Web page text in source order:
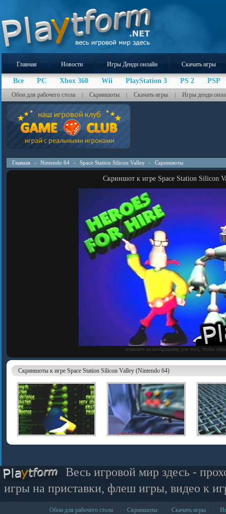
Главная Новости Игры Денди онлайн Скачать игры
Все PC Xbox 360 Wii PlayStation 3 PS 2 PSP
Обои для рабочего стола | Скриншоты | Скачать игры | Игры денди
Главная - Nintendo 64 - Space Station Silicon Valley - Скриншоты
Скриншот к игре Space Station Silicon
кликните на изображение для того, чтобы
Скриншоты к игре Space Station Silicon Valley (Nintendo 64)
Весь игровой мир здесь -
игры на приставки, флеш игры, видео к
Обои для рабочего стола Скриншоты Скачать игры